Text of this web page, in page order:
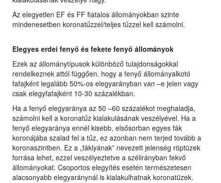
Az elegyetlen EF és FF fiatalos állományokban szinte
mindenesetben koronatűzzel/teljes tűzzel kell számolni.
Elegyes erdei fenyő és fekete fenyő állományok
Ezek az állománytípusok különböző tulajdonságokkal
rendelkeznek attól függően, hogy a fenyő állományalkotó
fafajként legalább 50%-os elegyarányban van –e jelen vagy
csak elegyfafajként 10-30 százalékban.
Ha a fenyő elegyaránya az 50 –60 százalékot meghaladja,
számolni kell a koronatűz kialakulásának veszélyével. Ha a
fenyő elegyaránya ennél kisebb, elsősorban egyes fák
koronájába szalad fel a tűz, ez azonban nem terjed tovább a
koronaszintben. Ez a „fáklyának” nevezett jelenség röptüzek
forrása lehet, ezzel veszélyeztetve a szélirányban fekvő
állományokat. Csoportos elegyítés esetén természetesen
alacsonyabb elegyaránynál is kialakulhatnak koronatüzek.